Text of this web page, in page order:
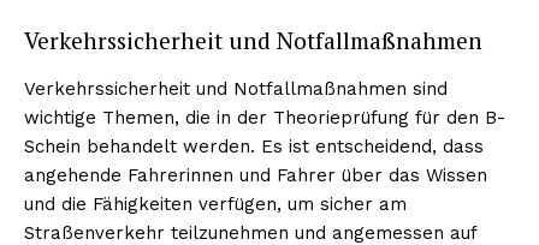
Verkehrssicherheit und Notfallmaßnahmen
Verkehrssicherheit und Notfallmaßnahmen sind
wichtige Themen, die in der Theorieprüfung für den B-
Schein behandelt werden. Es ist entscheidend, dass
angehende Fahrerinnen und Fahrer über das Wissen
und die Fähigkeiten verfügen, um sicher am
Straßenverkehr teilzunehmen und angemessen auf